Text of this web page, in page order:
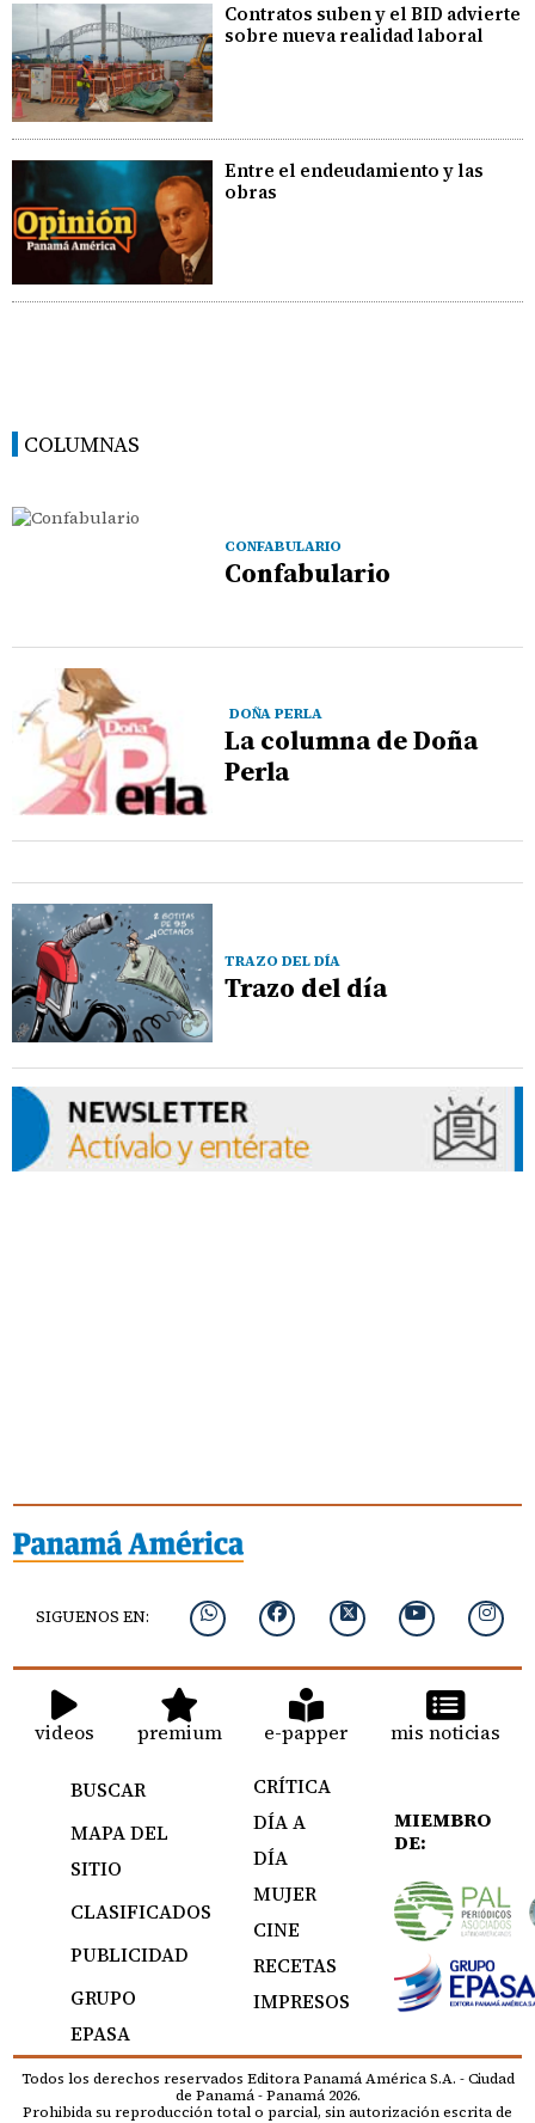
Contratos suben y el BID advierte
sobre nueva realidad laboral
Entre el endeudamiento y las
obras
COLUMNAS
CONFABULARIO
Confabulario
DOÑA PERLA
La columna de Doña
Perla
TRAZO DEL DÍA
Trazo del día
SIGUENOS EN:
videos premium e-papper mis noticias
BUSCAR
MAPA DEL
SITIO
CLASIFICADOS
PUBLICIDAD
GRUPO
EPASA
CRÍTICA
DÍA A
DÍA
MUJER
CINE
RECETAS
IMPRESOS
MIEMBRO
DE:
Todos los derechos reservados Editora Panamá América S.A. - Ciudad
de Panamá - Panamá 2026.
Prohibida su reproducción total o parcial, sin autorización escrita de